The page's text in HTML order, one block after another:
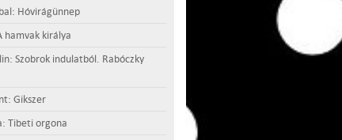
Hóvirágünnep
hamvak királya
Szobrok indulatból. Rabóczky
Gikszer
Tibeti orgona